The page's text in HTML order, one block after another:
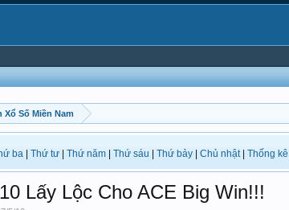
Xổ Số Miền Nam
ba Thứ tư Thứ năm Thứ sáu Thứ bảy Chủ nhật| Thống kê
Lấy Lộc Cho ACE Big Win!!!